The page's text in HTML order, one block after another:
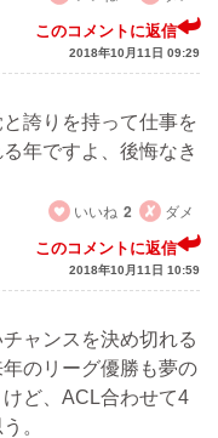
このコメントに返信
2018年10月11日 09:29
誇りを持って仕事を
年ですよ、後悔なき
いいね 2 ダメ
このコメントに返信
2018年10月11日 10:59
ャンスを決め切れる
のリーグ優勝も夢の
ど、ACL合わせて4
。